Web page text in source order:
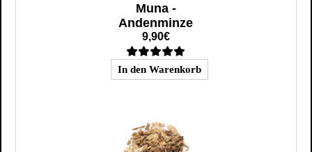
Muna -
Andenminze
9,90€